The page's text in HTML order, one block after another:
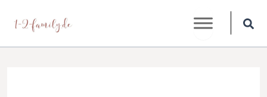
Inhalt
springen